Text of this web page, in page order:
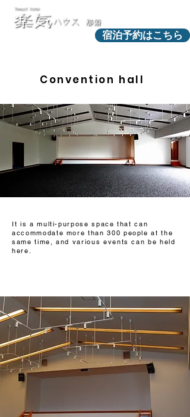
宿泊予約はこちら
Convention hall
It is a multi-purpose space that can
accommodate more than 300 people at the
same time, and various events can be held
here.